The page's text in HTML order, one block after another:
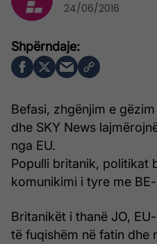
Befasi, zhgënjim e
dhe SKY News
nga EU.
Populli britanik, politikat
komunikimi i tyre me
Britanikët i thanë JO,
të fuqishëm në fatin dhe
24/06/2016